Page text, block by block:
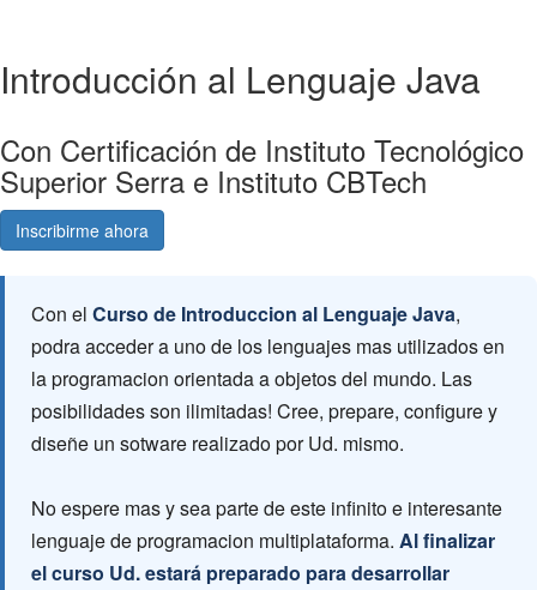
Introducción al Lenguaje Java
Con Certificación de Instituto Tecnológico
Superior Serra e Instituto CBTech
Inscribirme ahora
Con el Curso de Introduccion al Lenguaje Java,
podra acceder a uno de los lenguajes mas utilizados en
la programacion orientada a objetos del mundo. Las
posibilidades son ilimitadas! Cree, prepare, configure y
diseñe un sotware realizado por Ud. mismo.
No espere mas y sea parte de este infinito e interesante
lenguaje de programacion multiplataforma. Al finalizar
el curso Ud. estará preparado para desarrollar